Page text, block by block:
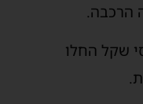
הרכבה.
שקל החלו